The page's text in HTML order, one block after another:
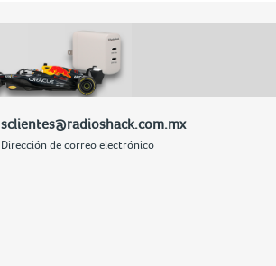
sclientes@radioshack.com.mx
Dirección de correo electrónico